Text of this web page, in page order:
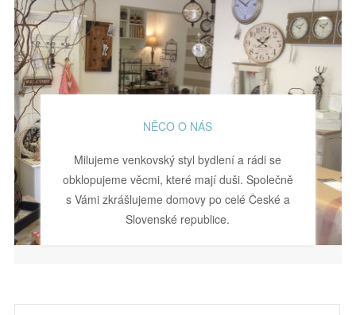
NĚCO O NÁS
Milujeme venkovský styl bydlení a rádi se
obklopujeme věcmi, které mají duši. Společně
s Vámi zkrášlujeme domovy po celé České a
Slovenské republice.